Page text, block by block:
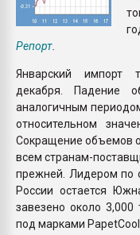
Репорт
Январский импорт
декабря. Падение
аналогичным
относительном
Сокращение объемов
всем странам-
прежней. Лидером по
России остается
завезено около 3,000
под марками